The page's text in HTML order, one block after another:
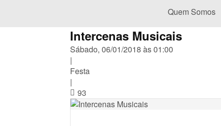
Quem Somos
Intercenas Musicais
Sábado, 06/01/2018 às 01:00
|
Festa
|
93